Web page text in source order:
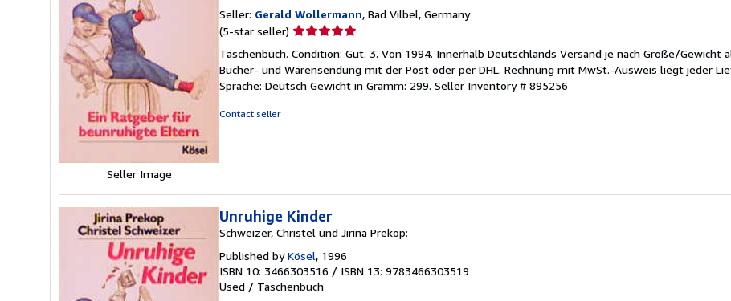
Seller Image
Seller: Gerald Wollermann, Bad Vilbel, Germany
(5-star seller) Seller
5
out
of
Taschenbuch. Condition: Gut. 3. Von 1994. Innerhalb Deutschlands Versand je nach Größe/Gewicht
Bücher- und Warensendung mit der Post oder per DHL. Rechnung mit MwSt.-Ausweis liegt jeder
Sprache: Deutsch Gewicht in Gramm: 299. Seller Inventory # 895256
Contact seller
Unruhige Kinder
Schweizer, Christel und Jirina Prekop:
Published byKösel, 1996
ISBN 10: 3466303516 / ISBN 13: 9783466303519
Used / Taschenbuch